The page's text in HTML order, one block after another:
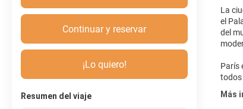
La
el
del
París
Más
Continuar y reservar
¡Lo quiero!
Resumen del viaje